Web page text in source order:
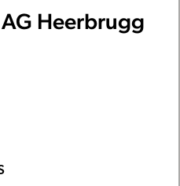
Heerbrugg